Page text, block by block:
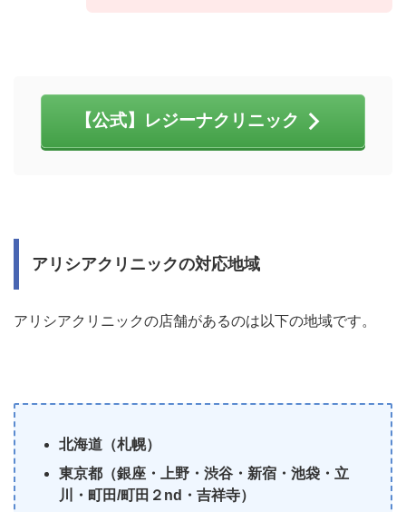
【公式】レジーナクリニック
アリシアクリニックの対応地域
アリシアクリニックの店舗があるのは以下の地域です。
北海道（札幌）
東京都（銀座・上野・渋谷・新宿・池袋・立
川・町田/町田２nd・吉祥寺）